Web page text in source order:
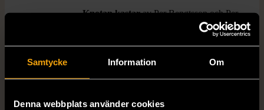
Samtycke Information Om
Denna webbplats använder cookies
Knotan kastarav Per Bengtsson och Per